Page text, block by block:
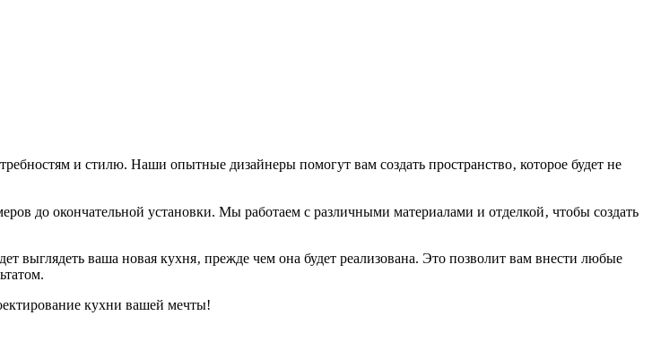
и стилю. Наши опытные дизайнеры помогут вам создать пространство‚ которое будет не
до окончательной установки. Мы работаем с различными материалами и отделкой‚ чтобы создать
ваша новая кухня‚ прежде чем она будет реализована. Это позволит вам внести любые
кухни вашей мечты!